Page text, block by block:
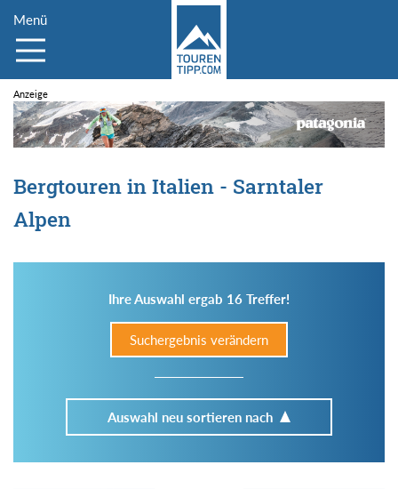
Menü
Bergtouren in Italien - Sarntaler
Alpen
Ihre Auswahl ergab 16 Treffer!
Suchergebnis verändern
Auswahl neu sortieren nach